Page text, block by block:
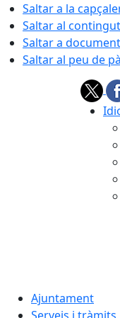
Saltar a la
Saltar al contingut
Saltar a
Saltar al peu de
Ajuntament